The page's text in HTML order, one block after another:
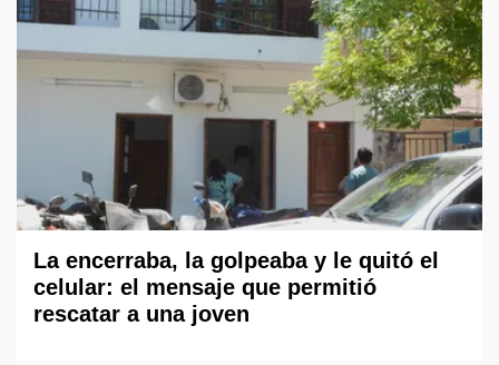
La encerraba, la golpeaba y le quitó el
celular: el mensaje que permitió
rescatar a una joven